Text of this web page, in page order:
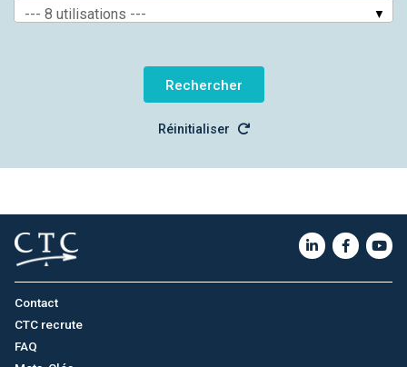
--- 8 utilisations ---
Réinitialiser
Contact
CTC recrute
FAQ